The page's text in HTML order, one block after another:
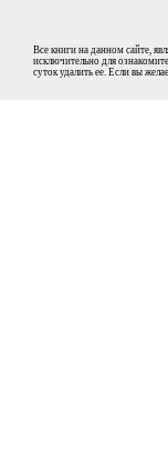
Все книги на данном сайте,
исключительно для
суток удалить ее. Если вы